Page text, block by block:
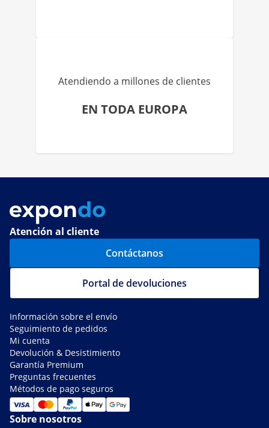
Atendiendo a millones de clientes
EN TODA EUROPA
Atención al cliente
Contáctanos
Portal de devoluciones
Información sobre el envío
Seguimiento de pedidos
Mi cuenta
Devolución & Desistimiento
Garantía Premium
Preguntas frecuentes
Métodos de pago seguros
Sobre nosotros